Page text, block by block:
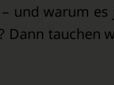
und warum
Dann tauchen